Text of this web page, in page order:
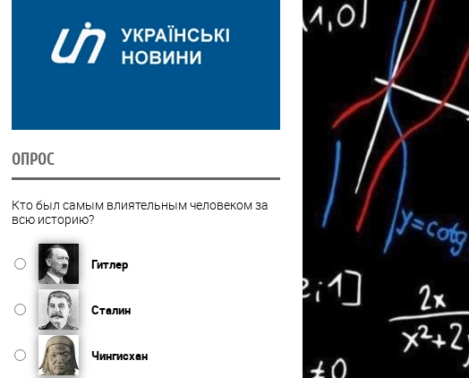
ОПРОС
Кто был самым влиятельным человеком за
всю историю?
Гитлер
Сталин
Чингисхан